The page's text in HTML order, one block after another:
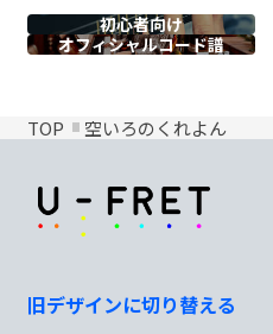
初心者向け
オフィシャルコード譜
TOP 空いろのくれよん
旧デザインに切り替える